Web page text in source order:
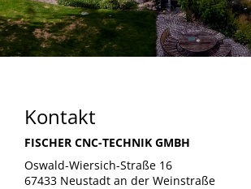
Kontakt
FISCHER CNC-TECHNIK GMBH
Oswald-Wiersich-Straße 16
67433 Neustadt an der Weinstraße